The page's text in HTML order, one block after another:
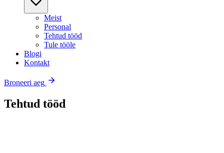
Meist
Personal
Tehtud tööd
Tule tööle
Blogi
Kontakt
Broneeri aeg
Tehtud tööd